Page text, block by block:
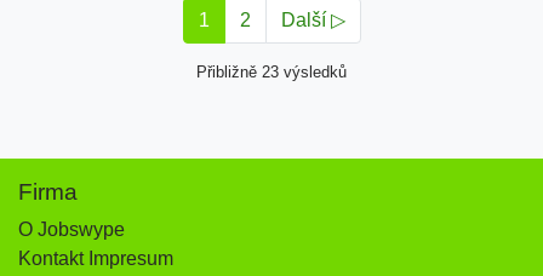
1 2 Další ▷
Přibližně 23 výsledků
Firma
O Jobswype
Kontakt Impresum